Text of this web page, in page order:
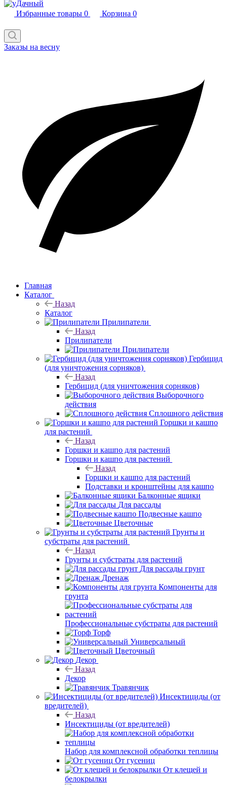
Избранные товары 0 Корзина 0
Заказы на весну
Главная
Каталог
Назад
Каталог
Прилипатели
Назад
Прилипатели
Прилипатели
Гербицид
(для уничтожения сорняков)
Назад
Гербицид (для уничтожения сорняков)
Выборочного
действия
Сплошного действия
Горшки и кашпо
для растений
Назад
Горшки и кашпо для растений
Горшки и кашпо для растений
Назад
Горшки и кашпо для растений
Подставки и кронштейны для кашпо
Балконные ящики
Для рассады
Подвесные кашпо
Цветочные
Грунты и
субстраты для растений
Назад
Грунты и субстраты для растений
Для рассады грунт
Дренаж
Компоненты для
грунта
Профессиональные субстраты для растений
Торф
Универсальный
Цветочный
Декор
Назад
Декор
Травянчик
Инсектициды (от
вредителей)
Назад
Инсектициды (от вредителей)
Набор для комплексной обработки теплицы
От гусениц
От клещей и
белокрылки